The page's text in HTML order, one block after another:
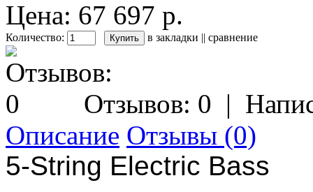
Цена: 67 697 р.
Количество: в закладки || сравнение
Отзывов: 0 |
Описание Отзывы (0)
5-String Electric Bass